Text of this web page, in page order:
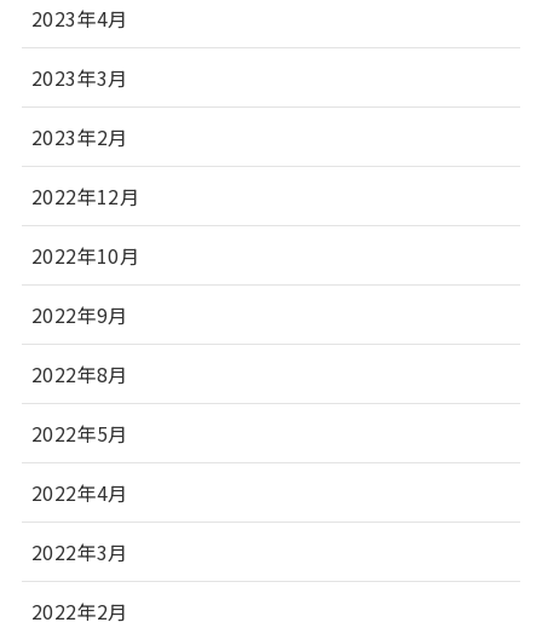
2023年4月
2023年3月
2023年2月
2022年12月
2022年10月
2022年9月
2022年8月
2022年5月
2022年4月
2022年3月
2022年2月